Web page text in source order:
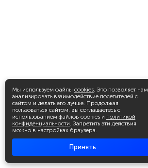
Мы используем файлы cookies. Это позволяет нам
анализировать взаимодействие посетителей с
сайтом и делать его лучше. Продолжая
пользоваться сайтом, вы соглашаетесь с
использованием файлов cookies и политикой
конфиденциальности. Запретить эти действия
можно в настройках браузера.
Принять